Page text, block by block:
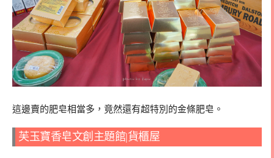
這邊賣的肥皂相當多，竟然還有超特別的金條肥皂。
芙玉寶香皂文創主題館|貨櫃屋